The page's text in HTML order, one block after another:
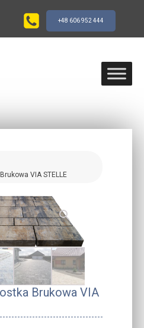
+48 606 952 444
VIA STELLE
Brukowa VIA